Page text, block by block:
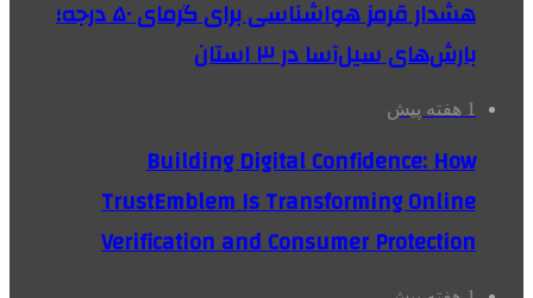
هشدار قرمز هواشناسی برای گرمای ۵۰ درجه؛
بارش‌های سیل‌آسا در ۳ استان
1 هفته پیش
Building Digital Confidence: How
TrustEmblem Is Transforming Online
Verification and Consumer Protection